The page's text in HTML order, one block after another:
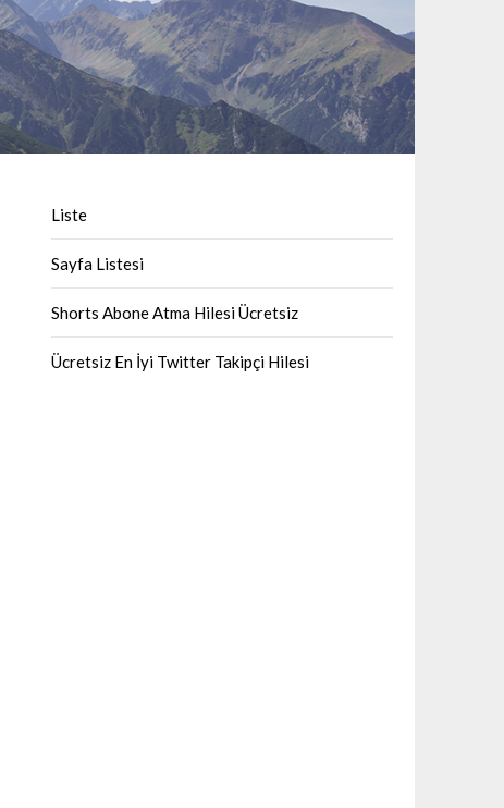
Liste
Sayfa Listesi
Shorts Abone Atma Hilesi Ücretsiz
Ücretsiz En İyi Twitter Takipçi Hilesi